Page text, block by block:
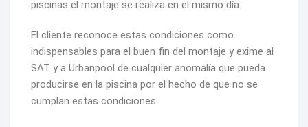
piscinas el montaje se realiza en el mismo día.
El cliente reconoce estas condiciones como
indispensables para el buen fin del montaje y exime al
SAT y a Urbanpool de cualquier anomalía que pueda
producirse en la piscina por el hecho de que no se
cumplan estas condiciones.